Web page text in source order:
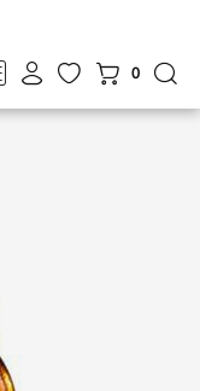
0